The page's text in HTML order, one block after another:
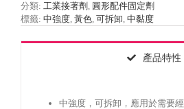
分類: 工業接著劑 , 圓形配件固定劑
標籤: 中強度, 黃色, 可拆卸, 中黏度
產品特性
中強度，可拆卸，應用於需要